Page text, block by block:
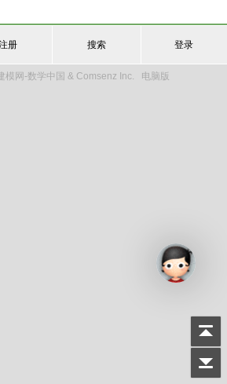
册 搜索 登录
模网-数学中国 & Comsenz Inc. 电脑版